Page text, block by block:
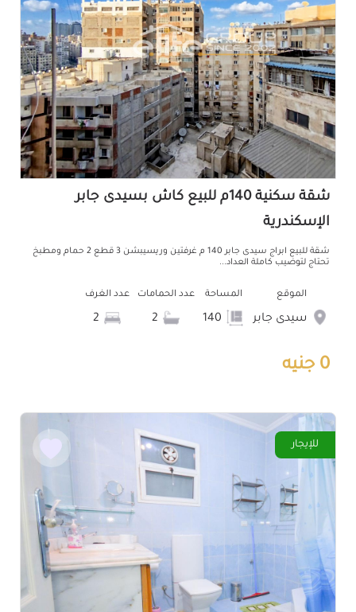
شقة سكنية 140م للبيع كاش بسيدى جابر
الإسكندرية
شقة للبيع ابراج سيدى جابر 140 م غرفتين وريسيبشن 3 قطع 2 حمام ومطبخ
تحتاج لتوضيب كاملة العداد...
الموقع
سيدى جابر
المساحة عدد الحمامات عدد الغرف
0 جنيه
للإيجار